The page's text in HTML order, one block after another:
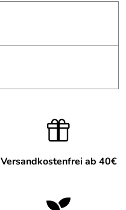
Versandkostenfrei ab 40€